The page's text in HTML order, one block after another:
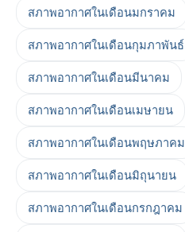
สภาพอากาศในเดือนมกราคม
สภาพอากาศในเดือนกุมภาพันธ์
สภาพอากาศในเดือนมีนาคม
สภาพอากาศในเดือนเมษายน
สภาพอากาศในเดือนพฤษภาคม
สภาพอากาศในเดือนมิถุนายน
สภาพอากาศในเดือนกรกฎาคม